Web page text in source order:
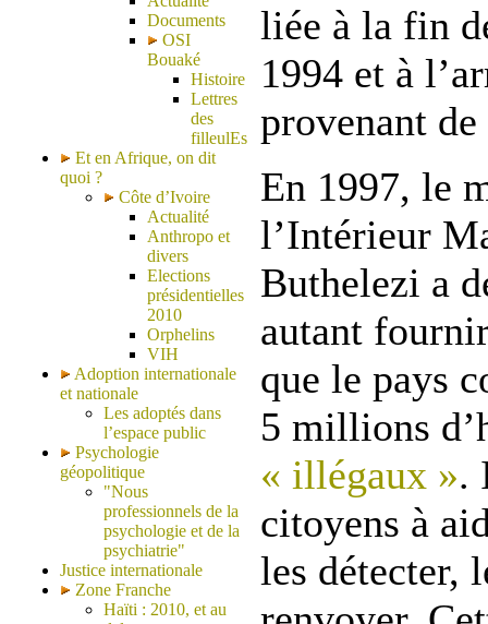
Documents
OSI
Bouaké
Histoire
Lettres
des
filleulEs
Et en Afrique, on dit
quoi ?
Côte d’Ivoire
Actualité
Anthropo et
divers
Elections
présidentielles
2010
Orphelins
VIH
Adoption internationale
et nationale
Les adoptés dans
l’espace public
Psychologie
géopolitique
"Nous
professionnels de la
psychologie et de la
psychiatrie"
Justice internationale
Zone Franche
Haïti : 2010, et au
liée à la fin
1994 et à
provenant
En 1997, le
l’Intérieur
Buthelezi a
autant
que le pays
5 millions
« illégaux ».
citoyens à
les détecter,